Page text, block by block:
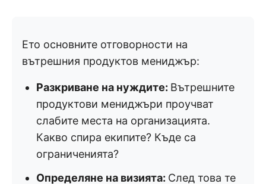
Ето основните отговорности на
вътрешния продуктов мениджър:
Разкриване на нуждите: Вътрешните
продуктови мениджъри проучват
слабите места на организацията.
Какво спира екипите? Къде са
ограниченията?
Определяне на визията: След това те